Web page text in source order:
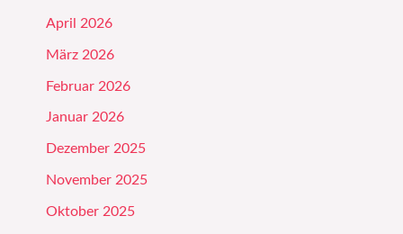
April 2026
März 2026
Februar 2026
Januar 2026
Dezember 2025
November 2025
Oktober 2025